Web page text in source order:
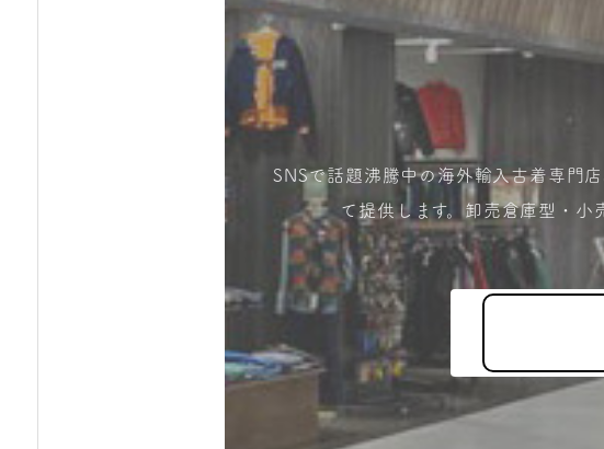
SNSで話題沸騰中の海外輸入古着専門
て提供します。卸売倉庫型・小